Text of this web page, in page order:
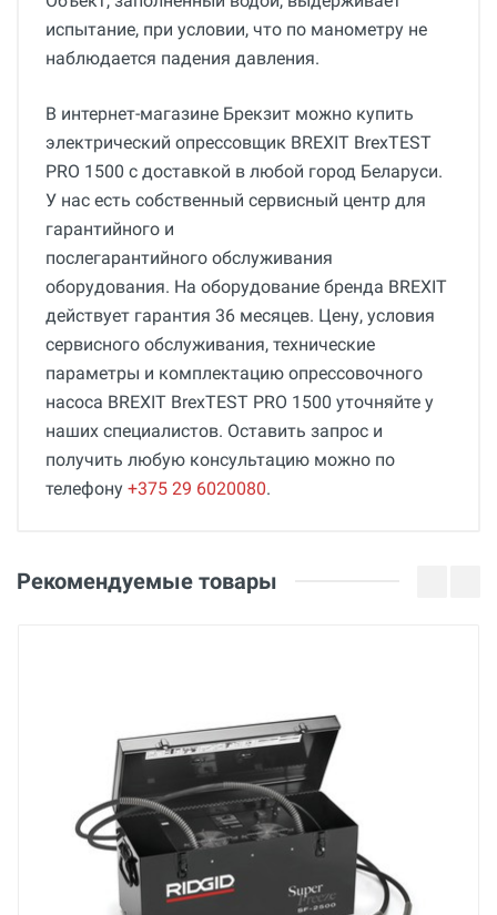
испытание, при условии, что по манометру не
наблюдается падения давления.
В интернет-магазине Брекзит можно купить
электрический опрессовщик BREXIT BrexTEST
PRO 1500 с доставкой в любой город Беларуси.
У нас есть собственный сервисный центр для
гарантийного и
послегарантийного обслуживания
оборудования. На оборудование бренда BREXIT
действует гарантия 36 месяцев. Цену, условия
сервисного обслуживания, технические
параметры и комплектацию опрессовочного
насоса BREXIT BrexTEST PRO 1500 уточняйте у
наших специалистов. Оставить запрос и
получить любую консультацию можно по
телефону +375 29 6020080.
36 месяцев
Основные
Мощность
Инструкция по эксплуатации Декларация о соответствии
Алекс
Рекомендуемые товары